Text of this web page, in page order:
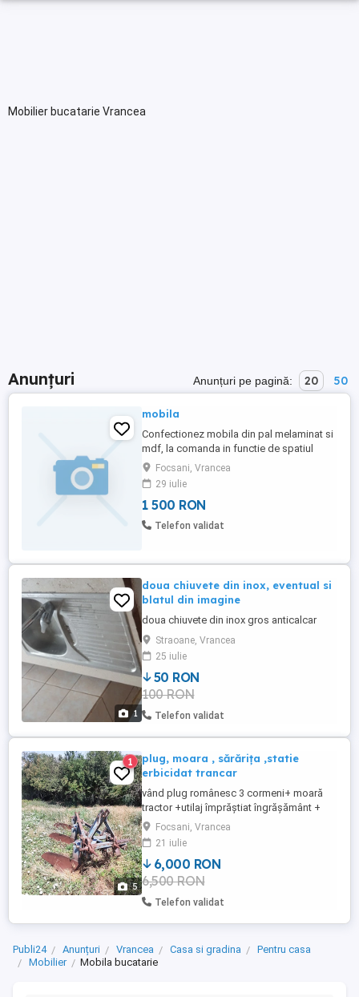
Mobilier bucatarie Vrancea
Anunțuri Anunțuri pe pagină: 20 50
mobila
Confectionez mobila din pal melaminat si
mdf, la comanda in functie de spatiul
disponibil. Montez usi de interior si
parchet laminat.
Focsani, Vrancea
29 iulie
1 500 RON
Telefon validat
1
doua chiuvete din inox, eventual si
blatul din imagine
doua chiuvete din inox gros anticalcar
Straoane, Vrancea
25 iulie
50 RON
100 RON
Telefon validat
5
1
plug, moara , sărărița ,statie
erbicidat trancar
vând plug românesc 3 cormeni+ moară
tractor +utilaj împrăștiat îngrășământ +
statie erbicidat + trancar și căruță
Focsani, Vrancea
21 iulie
6,000 RON
6,500 RON
Telefon validat
Publi24 Anunțuri Vrancea Casa si gradina
Pentru casa
Mobilier
Mobila bucatarie